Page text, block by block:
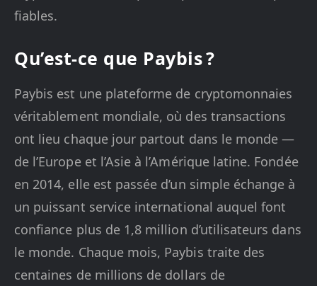
fiables.
Qu’est-ce que Paybis ?
Paybis est une plateforme de cryptomonnaies
véritablement mondiale, où des transactions
ont lieu chaque jour partout dans le monde —
de l’Europe et l’Asie à l’Amérique latine. Fondée
en 2014, elle est passée d’un simple échange à
un puissant service international auquel font
confiance plus de 1,8 million d’utilisateurs dans
le monde. Chaque mois, Paybis traite des
centaines de millions de dollars de